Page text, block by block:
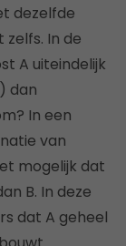
dezelfde
In de
A uiteindelijk
dan
In een
van
mogelijk dat
B. In deze
dat A geheel